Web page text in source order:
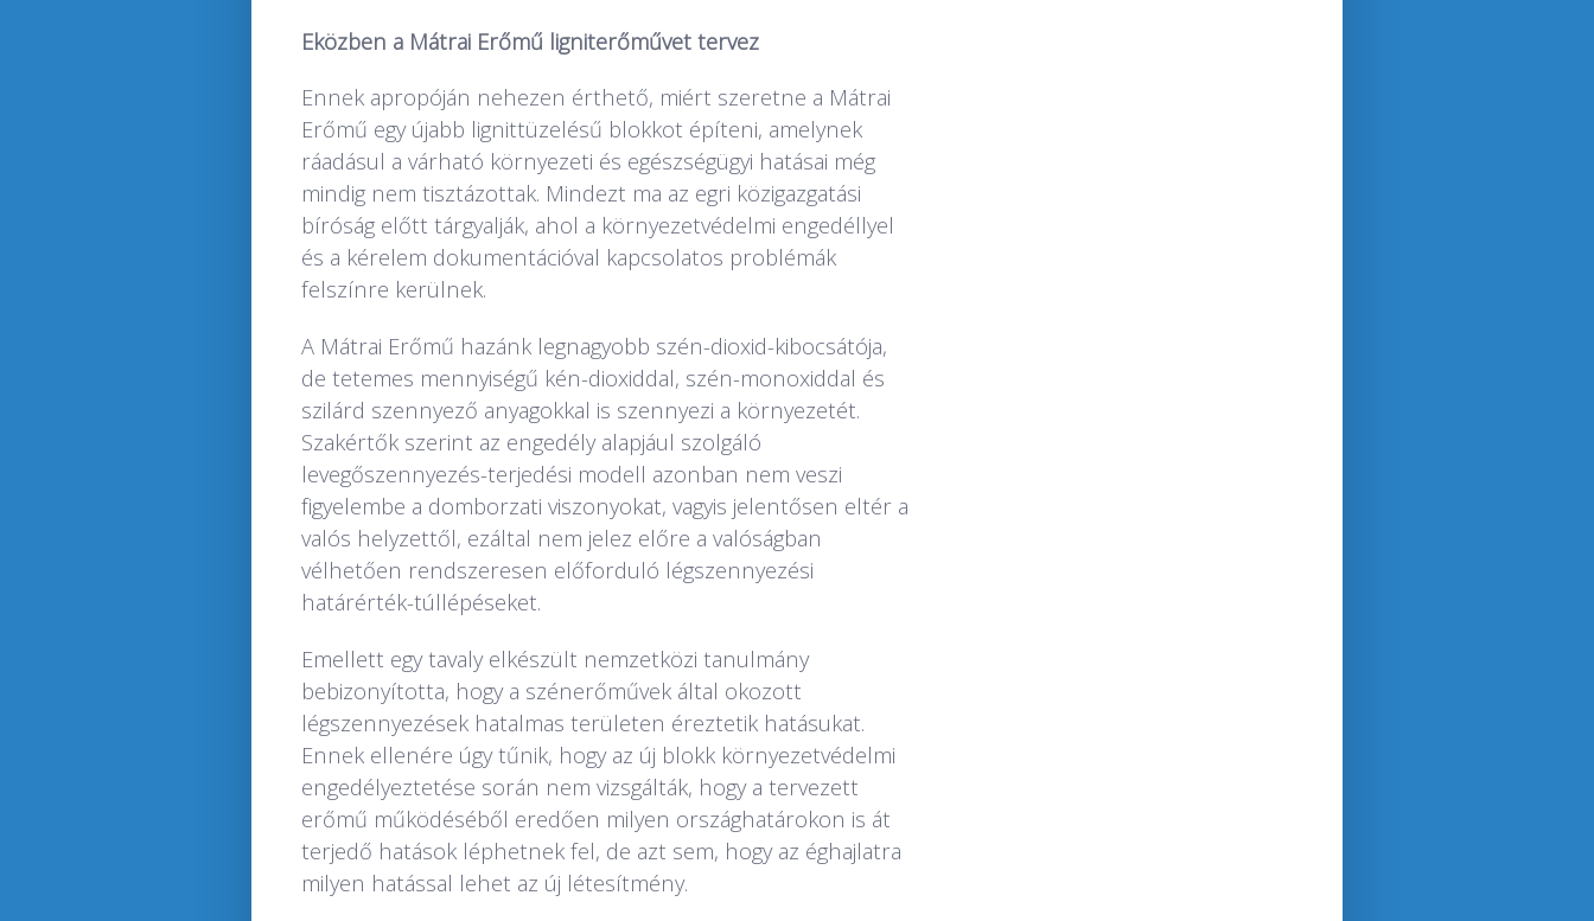
Eközben a Mátrai Erőmű ligniterőművet tervez
Ennek apropóján nehezen érthető, miért szeretne a Mátrai
Erőmű egy újabb lignittüzelésű blokkot építeni, amelynek
ráadásul a várható környezeti és egészségügyi hatásai még
mindig nem tisztázottak. Mindezt ma az egri közigazgatási
bíróság előtt tárgyalják, ahol a környezetvédelmi engedéllyel
és a kérelem dokumentációval kapcsolatos problémák
felszínre kerülnek.
A Mátrai Erőmű hazánk legnagyobb szén-dioxid-kibocsátója,
de tetemes mennyiségű kén-dioxiddal, szén-monoxiddal és
szilárd szennyező anyagokkal is szennyezi a környezetét.
Szakértők szerint az engedély alapjául szolgáló
levegőszennyezés-terjedési modell azonban nem veszi
figyelembe a domborzati viszonyokat, vagyis jelentősen eltér a
valós helyzettől, ezáltal nem jelez előre a valóságban
vélhetően rendszeresen előforduló légszennyezési
határérték-túllépéseket.
Emellett egy tavaly elkészült nemzetközi tanulmány
bebizonyította, hogy a szénerőművek által okozott
légszennyezések hatalmas területen éreztetik hatásukat.
Ennek ellenére úgy tűnik, hogy az új blokk környezetvédelmi
engedélyeztetése során nem vizsgálták, hogy a tervezett
erőmű működéséből eredően milyen országhatárokon is át
terjedő hatások léphetnek fel, de azt sem, hogy az éghajlatra
milyen hatással lehet az új létesítmény.